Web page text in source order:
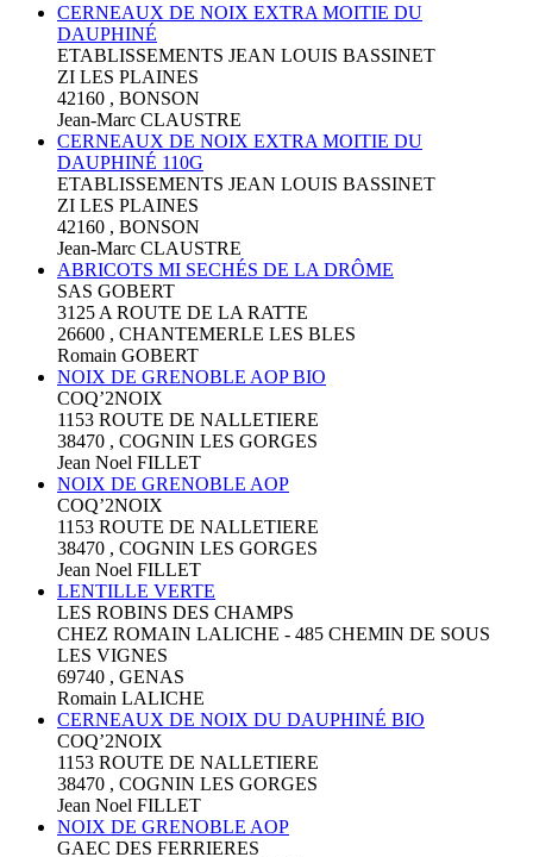
CERNEAUX DE NOIX EXTRA MOITIE DU
DAUPHINÉ
ETABLISSEMENTS JEAN LOUIS BASSINET
ZI LES PLAINES
42160 , BONSON
Jean-Marc CLAUSTRE
CERNEAUX DE NOIX EXTRA MOITIE DU
DAUPHINÉ 110G
ETABLISSEMENTS JEAN LOUIS BASSINET
ZI LES PLAINES
42160 , BONSON
Jean-Marc CLAUSTRE
ABRICOTS MI SECHÉS DE LA DRÔME
SAS GOBERT
3125 A ROUTE DE LA RATTE
26600 , CHANTEMERLE LES BLES
Romain GOBERT
NOIX DE GRENOBLE AOP BIO
COQ’2NOIX
1153 ROUTE DE NALLETIERE
38470 , COGNIN LES GORGES
Jean Noel FILLET
NOIX DE GRENOBLE AOP
COQ’2NOIX
1153 ROUTE DE NALLETIERE
38470 , COGNIN LES GORGES
Jean Noel FILLET
LENTILLE VERTE
LES ROBINS DES CHAMPS
CHEZ ROMAIN LALICHE - 485 CHEMIN DE SOUS
LES VIGNES
69740 , GENAS
Romain LALICHE
CERNEAUX DE NOIX DU DAUPHINÉ BIO
COQ’2NOIX
1153 ROUTE DE NALLETIERE
38470 , COGNIN LES GORGES
Jean Noel FILLET
NOIX DE GRENOBLE AOP
GAEC DES FERRIERES